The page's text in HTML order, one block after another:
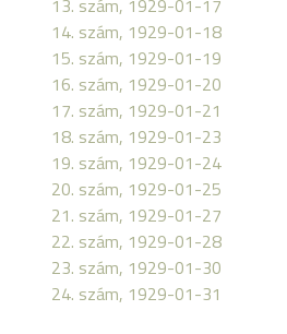
13. szám, 1929-01-17
14. szám, 1929-01-18
15. szám, 1929-01-19
16. szám, 1929-01-20
17. szám, 1929-01-21
18. szám, 1929-01-23
19. szám, 1929-01-24
20. szám, 1929-01-25
21. szám, 1929-01-27
22. szám, 1929-01-28
23. szám, 1929-01-30
24. szám, 1929-01-31